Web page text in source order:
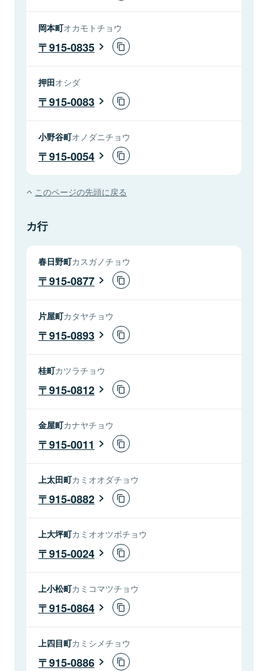
岡本町オカモトチョウ
915-0835
押田オシダ
915-0083
小野谷町オノダニチョウ
915-0054
このページの先頭に戻る
カ行
春日野町カスガノチョウ
915-0877
片屋町カタヤチョウ
915-0893
桂町カツラチョウ
915-0812
金屋町カナヤチョウ
915-0011
上太田町カミオオダチョウ
915-0882
上大坪町カミオオツボチョウ
915-0024
上小松町カミコマツチョウ
915-0864
上四目町カミシメチョウ
915-0886